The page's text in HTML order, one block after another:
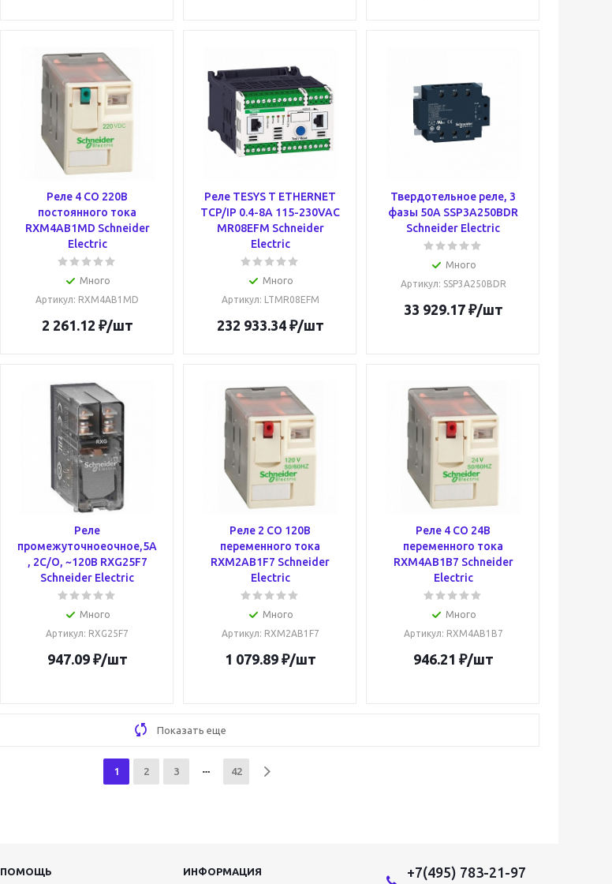
Реле 4 CO 220В
постоянного тока
RXM4AB1MD Schneider
Electric
Много
Артикул: RXM4AB1MD
2 261.12 ₽/шт
Реле TESYS T ETHERNET
TCP/IP 0.4-8A 115-230VAC
MR08EFM Schneider
Electric
Много
Артикул: LTMR08EFM
232 933.34₽/шт
Твердотельное реле, 3
фазы 50А SSP3A250BDR
Schneider Electric
Много
Артикул: SSP3A250BDR
33 929.17₽/шт
Реле
промежуточноеочное,5А
, 2С/О, ~120В RXG25F7
Schneider Electric
Много
Артикул: RXG25F7
947.09₽/шт
Реле 2 CO 120В
переменного тока
RXM2AB1F7 Schneider
Electric
Много
Артикул: RXM2AB1F7
1 079.89₽/шт
Реле 4 CO 24В
переменного тока
RXM4AB1B7 Schneider
Electric
Много
Артикул: RXM4AB1B7
946.21 ₽/шт
Показать еще
1 2 3 42
ПОМОЩЬ ИНФОРМАЦИЯ +7(495) 783-21-97